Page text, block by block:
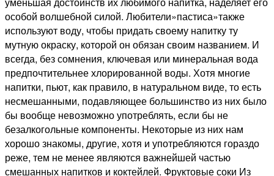
особой волшебной силой. Любители»пастиса»также
используют воду, чтобы придать своему напитку ту
мутную окраску, которой он обязан своим названием. И
всегда, без сомнения, ключевая или минеральная вода
предпочтительнее хлорированной воды. Хотя многие
напитки, пьют, как правило, в натуральном виде, то есть
несмешанными, подавляющее большинство из них было
бы вообще невозможно употреблять, если бы не
безалкогольные компоненты. Некоторые из них нам
хорошо знакомы, другие, хотя и употребляются гораздо
реже, тем не менее являются важнейшей частью
смешанных напитков и коктейлей. Фруктовые соки Из